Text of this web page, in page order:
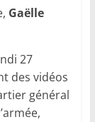
Gaëlle
27
des vidéos
général